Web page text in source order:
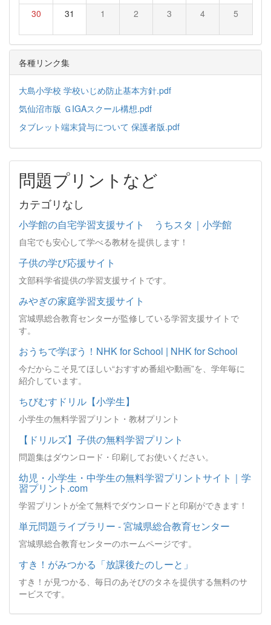
30 31 1 2 3 4 5
各種リンク集
大島小学校 学校いじめ防止基本方針.pdf
気仙沼市版 ＧIGAスクール構想.pdf
タブレット端末貸与について 保護者版.pdf
問題プリントなど
カテゴリなし
小学館の自宅学習支援サイト うちスタ｜小学館
自宅でも安心して学べる教材を提供します！
子供の学び応援サイト
文部科学省提供の学習支援サイトです。
みやぎの家庭学習支援サイト
宮城県総合教育センターが監修している学習支援サイトで
す。
おうちで学ぼう！NHK for School | NHK for School
今だからこそ見てほしい“おすすめ番組や動画”を、学年毎に
紹介しています。
ちびむすドリル【小学生】
小学生の無料学習プリント・教材プリント
【ドリルズ】子供の無料学習プリント
問題集はダウンロード・印刷してお使いください。
幼児・小学生・中学生の無料学習プリントサイト｜学
習プリント.com
学習プリントが全て無料でダウンロードと印刷ができます！
単元問題ライブラリー - 宮城県総合教育センター
宮城県総合教育センターのホームページです。
すき！がみつかる「放課後たのしーと」
すき！が見つかる、毎日のあそびのタネを提供する無料のサ
ービスです。